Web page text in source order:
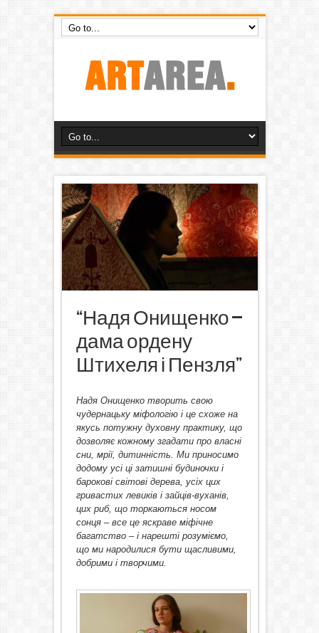
“Надя Онищенко –
дама ордену
Штихеля і Пензля”
Надя Онищенко творить свою
чудернацьку міфологію і це схоже на
якусь потужну духовну практику, що
дозволяє кожному згадати про власні
сни, мрії, дитинність. Ми приносимо
додому усі ці затишні будиночки і
барокові світові дерева, усіх цих
гривастих левиків і зайців-вуханів,
цих риб, що торкаються носом
сонця – все це яскраве міфічне
багатство – і нарешті розуміємо,
що ми народилися бути щасливими,
добрими і творчими.